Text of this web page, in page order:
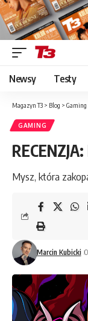
Newsy Testy
Magazyn T3 > Blog > Gaming
GAMING
Mysz, która
Marcin Kubicki